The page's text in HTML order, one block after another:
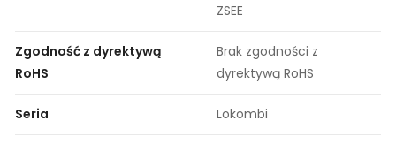
ZSEE
Zgodność z dyrektywą
RoHS
Brak zgodności z
dyrektywą RoHS
Seria Lokombi